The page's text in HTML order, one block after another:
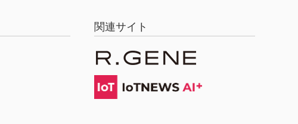
関連サイト